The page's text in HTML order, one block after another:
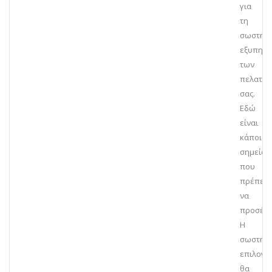
για
τη
σωστή
των
σας.
Εδώ
είναι
κάποια
σημεία
που
πρέπει
να
Η
σωστή
επιλογή
θα